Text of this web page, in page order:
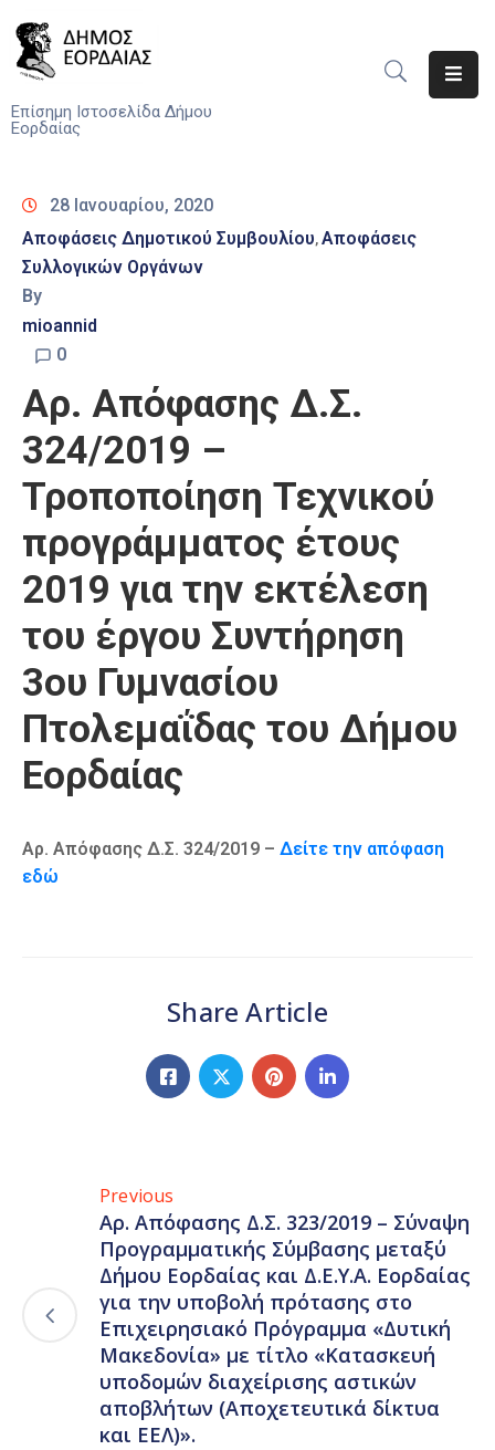
Επίσημη Ιστοσελίδα Δήμου
Εορδαίας
Υπηρεσίες
Του
Δήμου
Αποφάσεις
28 Ιανουαρίου, 2020
Αποφάσεις Δημοτικού Συμβουλίου‚Αποφάσεις
Συλλογικών Οργάνων
By
mioannid
0
Αρ. Απόφασης Δ.Σ.
324/2019 –
Τροποποίηση Τεχνικού
προγράμματος έτους
2019 για την εκτέλεση
του έργου Συντήρηση
3ου Γυμνασίου
Πτολεμαΐδας του Δήμου
Εορδαίας
Αρ. Απόφασης Δ.Σ. 324/2019 – Δείτε την απόφαση
εδώ
Share Article
Previous
Αρ. Απόφασης Δ.Σ. 323/2019 – Σύναψη
Προγραμματικής Σύμβασης μεταξύ
Δήμου Εορδαίας και Δ.Ε.Υ.Α. Εορδαίας
για την υποβολή πρότασης στο
Επιχειρησιακό Πρόγραμμα «Δυτική
Μακεδονία» με τίτλο «Κατασκευή
υποδομών διαχείρισης αστικών
αποβλήτων (Αποχετευτικά δίκτυα
και ΕΕΛ)».